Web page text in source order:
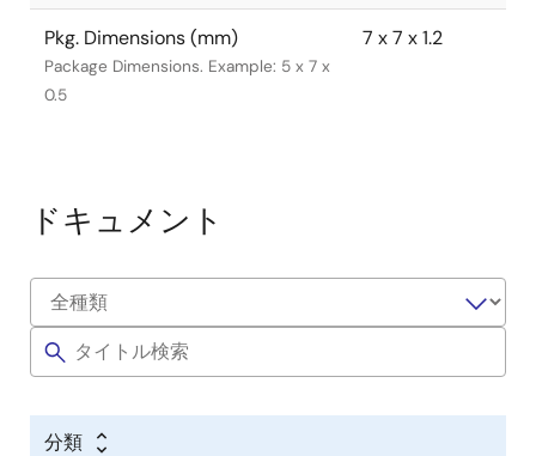
Pkg. Dimensions (mm)
Package Dimensions. Example: 5 x 7 x
0.5
7 x 7 x 1.2
ドキュメント
分類